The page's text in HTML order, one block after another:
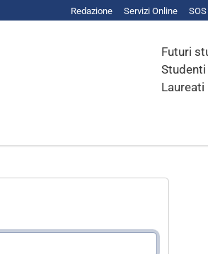
Redazione Servizi Online SOS
Futuri
Laureati